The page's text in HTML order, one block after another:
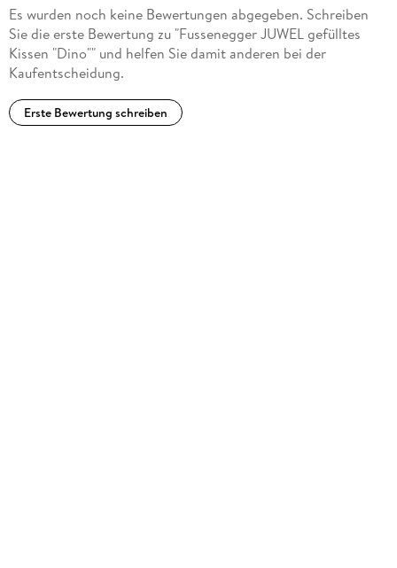
Es wurden noch keine Bewertungen abgegeben. Schreiben
Sie die erste Bewertung zu "Fussenegger JUWEL gefülltes
Kissen "Dino"" und helfen Sie damit anderen bei der
Kaufentscheidung.
Erste Bewertung schreiben